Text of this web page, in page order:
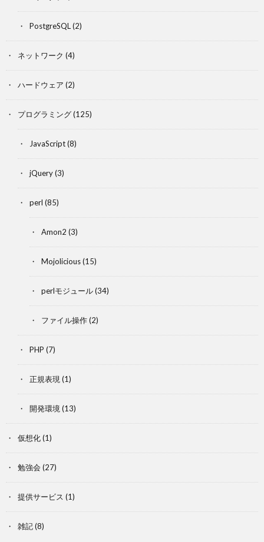
PostgreSQL(2)
ネットワーク (4)
ハードウェア (2)
プログラミング(125)
JavaScript(8)
jQuery(3)
perl (85)
Amon2 (3)
Mojolicious(15)
perlモジュール(34)
ファイル操作(2)
PHP (7)
正規表現 (1)
開発環境 (13)
仮想化(1)
勉強会 (27)
提供サービス (1)
雑記(8)